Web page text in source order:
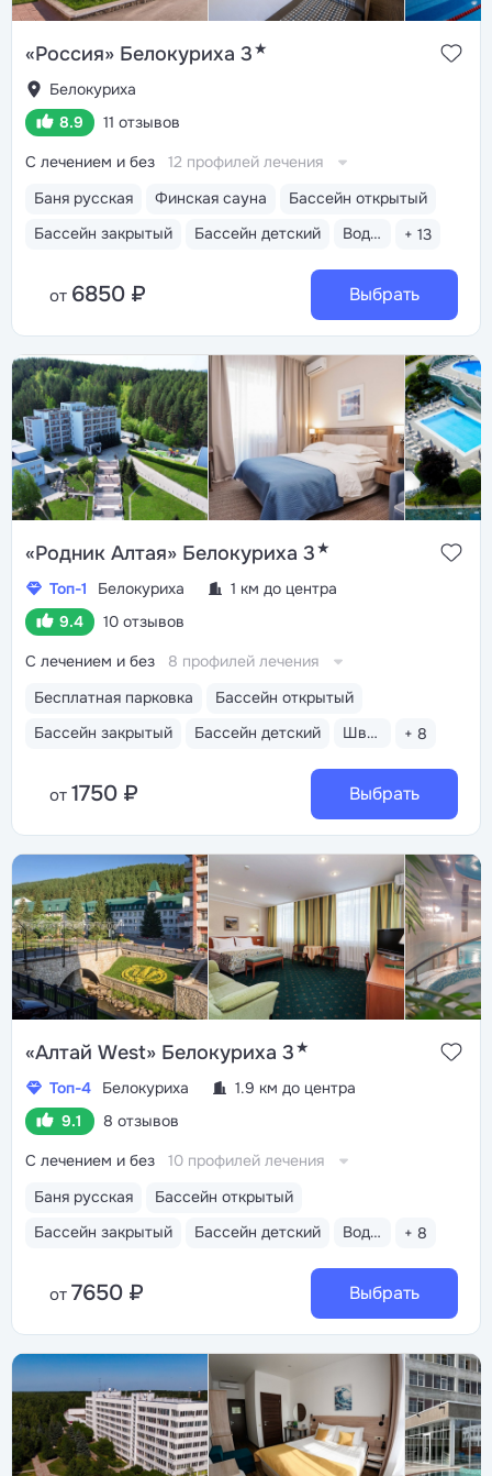
«Россия» Белокуриха 3★
Белокуриха
8.9
11 отзывов
Баня русская Финская сауна
Бассейн открытый
Бассейн закрытый
Бассейн детский Водные горки + 13
С лечением и без 12 профилей лечения
от 6850 ₽ Выбрать
«Родник Алтая» Белокуриха 3★
Топ-1 Белокуриха
1 км до центра
9.4
10 отзывов
Бесплатная парковка
Бассейн открытый
Бассейн закрытый
Бассейн детский Шведский стол + 8
С лечением и без 8 профилей лечения
от 1750 ₽ Выбрать
«Алтай West» Белокуриха 3★
Топ-4 Белокуриха
1.9 км до центра
9.1
8 отзывов
Баня русская
Бассейн открытый
Бассейн закрытый
Бассейн детский Водные горки + 8
С лечением и без 10 профилей лечения
от 7650 ₽ Выбрать